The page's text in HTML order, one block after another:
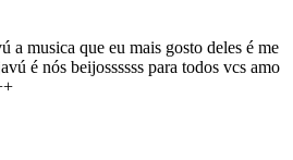
a musica que eu mais gosto deles é me
é nós beijossssss para todos vcs amo